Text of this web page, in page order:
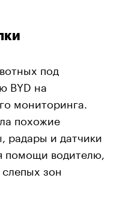
под
BYD на
мониторинга.
похожие
радары и датчики
помощи водителю,
зон